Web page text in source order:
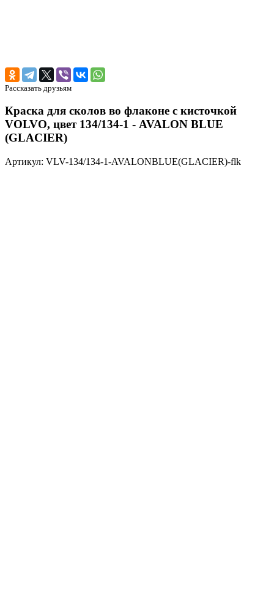
Рассказать друзьям
Краска для сколов во флаконе с кисточкой
VOLVO, цвет 134/134-1 - AVALON BLUE
(GLACIER)
Артикул: VLV-134/134-1-AVALONBLUE(GLACIER)-flk